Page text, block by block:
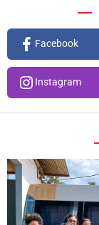
Facebook
Instagram